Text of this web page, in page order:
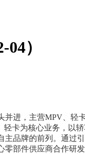
）
进，主营MPV、
卡为核心业务，以
品牌的前列。通
部件供应商合作研